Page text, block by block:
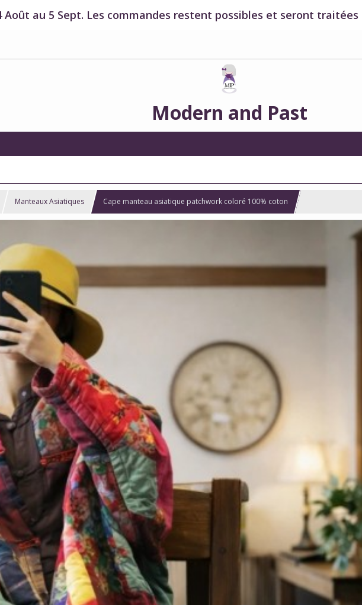
au 5 Sept. Les commandes restent possibles et seront
Modern and Past
Manteaux Asiatiques Cape manteau asiatique patchwork coloré 100% coton